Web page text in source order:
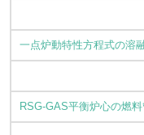
一点炉動特性方程式の溶
RSG-GAS平衡炉心の燃